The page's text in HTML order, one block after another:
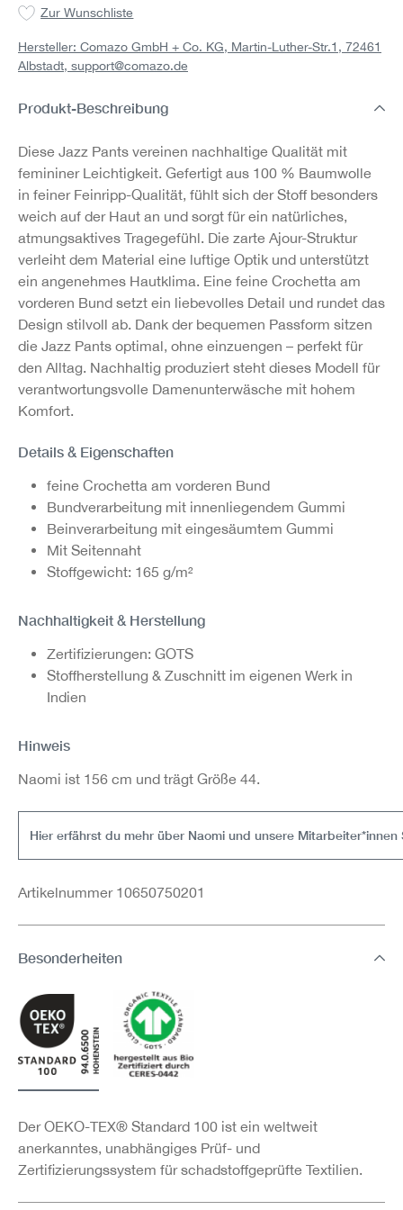
Zur Wunschliste
Hersteller: Comazo GmbH + Co. KG, Martin-Luther-Str.1, 72461
Albstadt, support@comazo.de
Produkt-Beschreibung
Diese Jazz Pants vereinen nachhaltige Qualität mit
femininer Leichtigkeit. Gefertigt aus 100 % Baumwolle
in feiner Feinripp-Qualität, fühlt sich der Stoff besonders
weich auf der Haut an und sorgt für ein natürliches,
atmungsaktives Tragegefühl. Die zarte Ajour-Struktur
verleiht dem Material eine luftige Optik und unterstützt
ein angenehmes Hautklima. Eine feine Crochetta am
vorderen Bund setzt ein liebevolles Detail und rundet das
Design stilvoll ab. Dank der bequemen Passform sitzen
die Jazz Pants optimal, ohne einzuengen – perfekt für
den Alltag. Nachhaltig produziert steht dieses Modell für
verantwortungsvolle Damenunterwäsche mit hohem
Komfort.
Details & Eigenschaften
feine Crochetta am vorderen Bund
Bundverarbeitung mit innenliegendem Gummi
Beinverarbeitung mit eingesäumtem Gummi
Mit Seitennaht
Stoffgewicht: 165 g/m²
Nachhaltigkeit & Herstellung
Zertifizierungen: GOTS
Stoffherstellung & Zuschnitt im eigenen Werk in
Indien
Hinweis
Naomi ist 156 cm und trägt Größe 44.
Hier erfährst du mehr über Naomi und unsere Mitarbeiter*innen
Artikelnummer 10650750201
Besonderheiten
Der OEKO-TEX® Standard 100 ist ein weltweit
anerkanntes, unabhängiges Prüf- und
Zertifizierungssystem für schadstoffgeprüfte Textilien.